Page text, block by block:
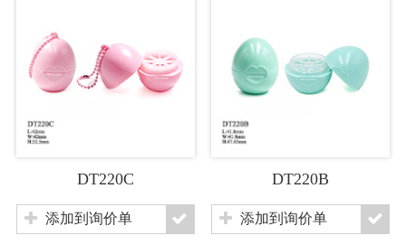
DT220C
添加到询价单
DT220B
添加到询价单